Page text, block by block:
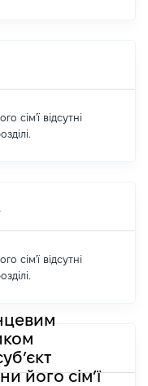
сім'ї відсутні
сім'ї відсутні
його сім’ї